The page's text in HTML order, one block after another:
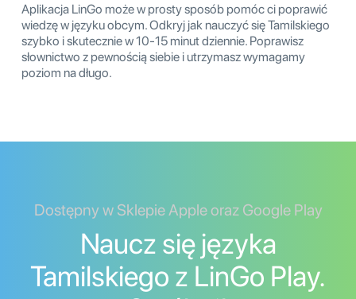
Aplikacja LinGo może w prosty sposób pomóc ci poprawić
wiedzę w języku obcym. Odkryj jak nauczyć się Tamilskiego
szybko i skutecznie w 10-15 minut dziennie. Poprawisz
słownictwo z pewnością siebie i utrzymasz wymagamy
poziom na długo.
Dostępny w Sklepie Apple oraz Google Play
Naucz się języka
Tamilskiego z LinGo Play.